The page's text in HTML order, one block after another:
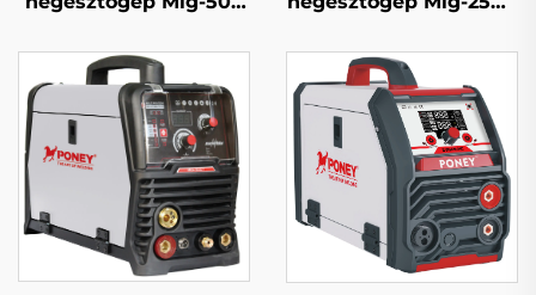
vízhűtéses szinergiás
rendszer
gázzal védett Mig/Mag
hegesztőgép